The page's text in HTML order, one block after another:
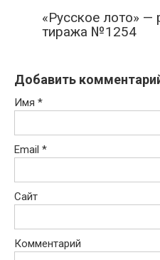
«Русское лото» —
тиража №1254
Добавить
Имя *
Email *
Сайт
Комментарий